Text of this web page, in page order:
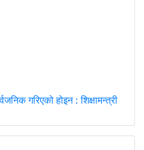
गरिएको होइन : शिक्षामन्त्री